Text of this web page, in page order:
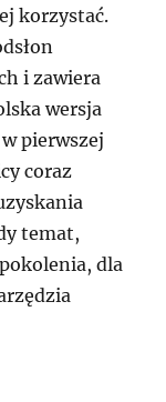
korzystać.
i zawiera
wersja
pierwszej
coraz
temat,
dla